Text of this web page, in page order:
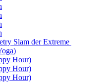
Slam der Extreme
Hour)
Hour)
Hour)